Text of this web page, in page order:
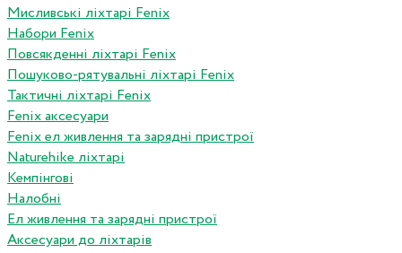
Мисливські ліхтарі Fenix
Набори Fenix
Повсякденні ліхтарі Fenix
Пошуково-рятувальні ліхтарі Fenix
Тактичні ліхтарі Fenix
Fenix аксесуари
Fenix ел живлення та зарядні пристрої
Naturehike ліхтарі
Кемпінгові
Налобні
Ел живлення та зарядні пристрої
Аксесуари до ліхтарів